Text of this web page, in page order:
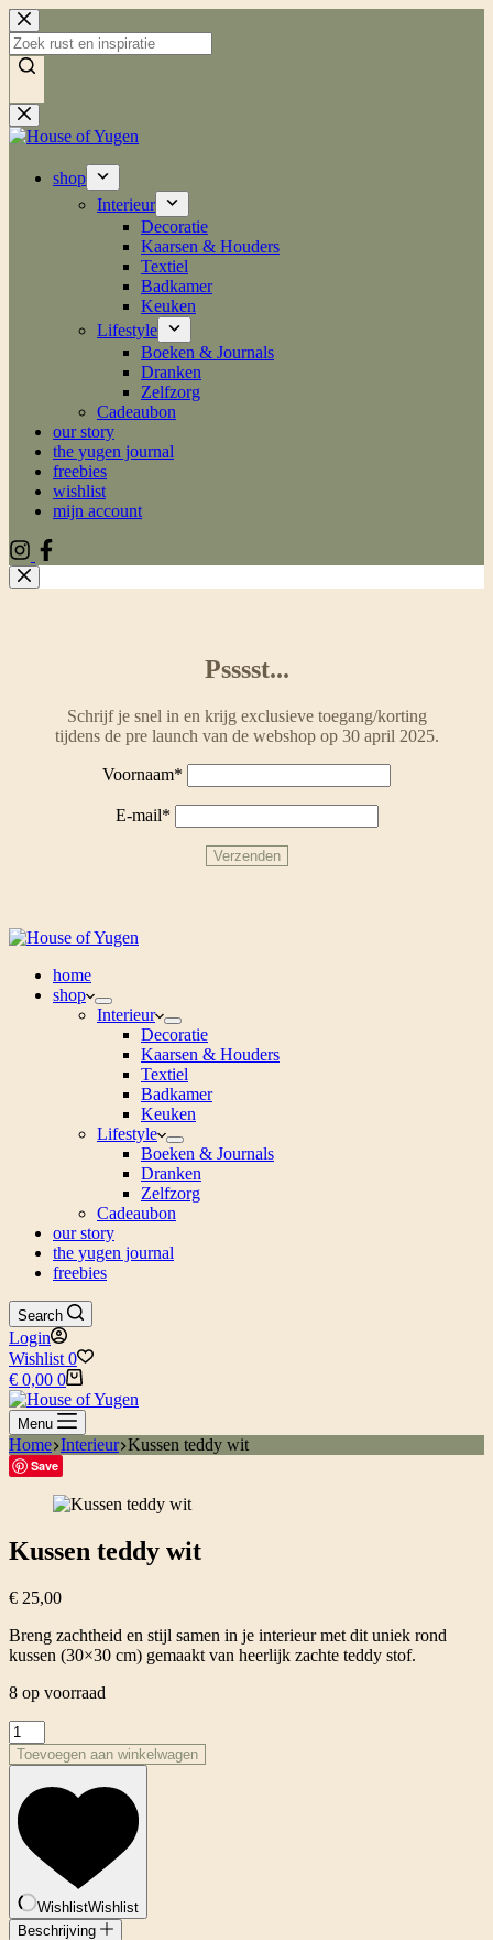
Skip
to
content
No
results
shop
Interieur
Decoratie
Kaarsen & Houders
Textiel
Badkamer
Keuken
Lifestyle
Boeken & Journals
Dranken
Zelfzorg
Cadeaubon
our story
the yugen journal
freebies
wishlist
mijn account
Psssst...
Schrijf je snel in en krijg exclusieve toegang/korting
tijdens de pre launch van de webshop op 30 april 2025.
Voornaam*
E-mail*
home
shop
Interieur
Decoratie
Kaarsen & Houders
Textiel
Badkamer
Keuken
Lifestyle
Boeken & Journals
Dranken
Zelfzorg
Cadeaubon
our story
the yugen journal
freebies
Search
Login
Wishlist 0
Shopping
cart
€ 0,00 0
Menu
Home Interieur Kussen teddy wit
Save
Kussen teddy wit
€ 25,00
Breng zachtheid en stijl samen in je interieur met dit uniek rond
kussen (30×30 cm) gemaakt van heerlijk zachte teddy stof.
8 op voorraad
Kussen
teddy
wit
aantal
Toevoegen aan winkelwagen
WishlistWishlist
Beschrijving